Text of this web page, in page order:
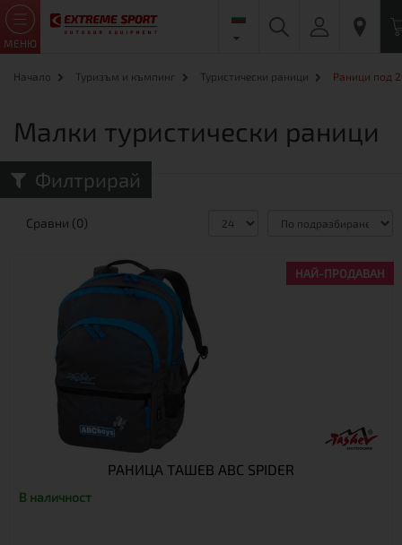
МЕНЮ
Начало Туризъм и къмпинг Туристически раници Раници под
Филтрирай
Малки туристически раници
Сравни (0)
НАЙ-ПРОДАВАН
РАНИЦА ТАШЕВ ABC SPIDER
В наличност